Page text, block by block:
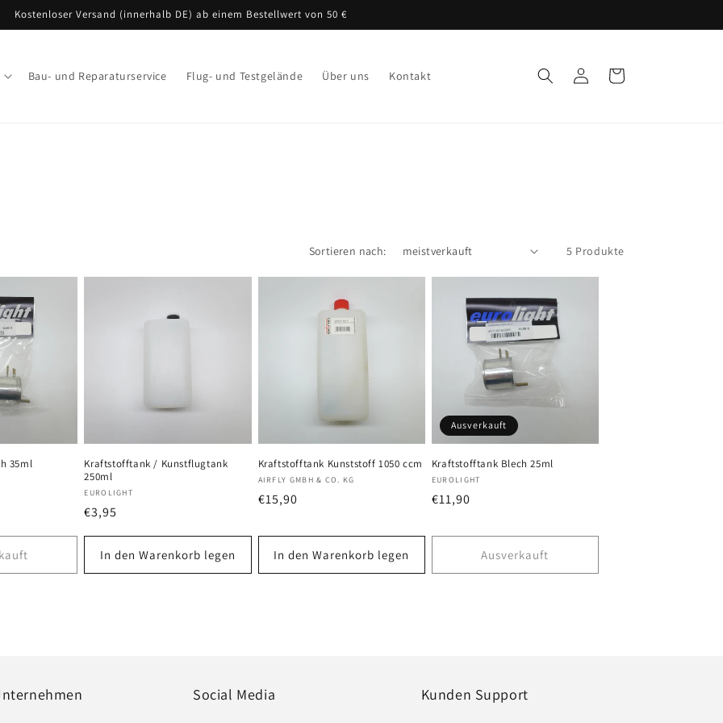
Kostenloser Versand (innerhalb DE) ab einem Bestellwert von 50 €
Bau- und Reparaturservice Flug- und Testgelände Über uns Kontakt EinloggenWarenkorb
Sortieren nach: 5 Produkte
35ml
Kraftstofftank / Kunstflugtank
250ml
Anbieter:
EUROLIGHT
Normaler
€3,95
In den Warenkorb legen
Kraftstofftank Kunststoff 1050 ccm
Anbieter:
AIRFLY GMBH & CO. KG
Normaler
€15,90
In den Warenkorb legen
Ausverkauft
Kraftstofftank Blech 25ml
Anbieter:
EUROLIGHT
Normaler
€11,90
Ausverkauft
Social Media Kunden Support